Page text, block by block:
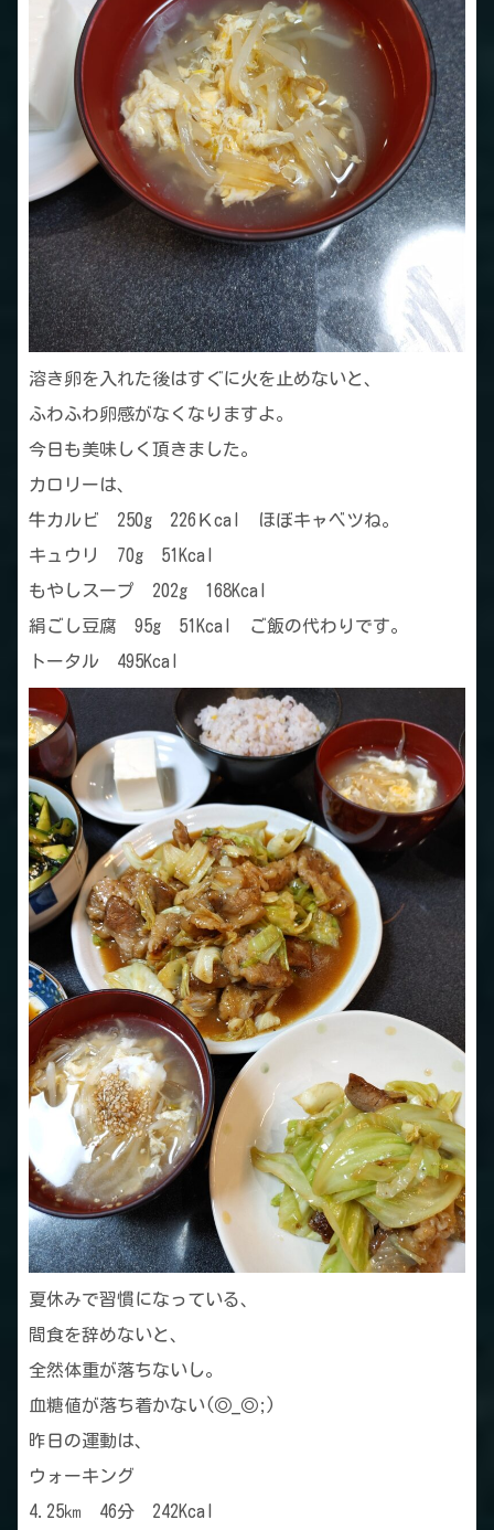
溶き卵を入れた後はすぐに火を止めないと、
ふわふわ卵感がなくなりますよ。
今日も美味しく頂きました。
カロリーは、
牛カルビ 250g 226Ｋcal ほぼキャベツね。
キュウリ 70g 51Kcal
もやしスープ 202g 168Kcal
絹ごし豆腐 95g 51Kcal ご飯の代わりです。
トータル 495Kcal
夏休みで習慣になっている、
間食を辞めないと、
全然体重が落ちないし。
血糖値が落ち着かない(◎_◎;)
昨日の運動は、
ウォーキング
4.25㎞ 46分 242Kcal